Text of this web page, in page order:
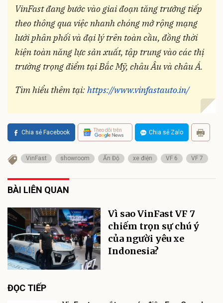
VinFast đang bước vào giai đoạn tăng trưởng tiếp
theo thông qua việc nhanh chóng mở rộng mạng
lưới phân phối và đại lý trên toàn cầu, đồng thời
kiện toàn năng lực sản xuất, tập trung vào các thị
trường trọng điểm tại Bắc Mỹ, châu Âu và châu Á.
Tìm hiểu thêm tại:https://www.vinfastauto.in/
Chia sẻ Facebook Theo dõi trên Chia sẻ Zalo
VinFast showroom Ấn Độ xe điện VF 6 VF 7
BÀI LIÊN QUAN
Vì sao VinFast VF 7
chiếm trọn sự chú ý
của người yêu xe
Indonesia?
ĐỌC TIẾP